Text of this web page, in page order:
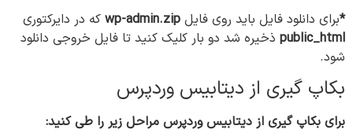
*برای دانلود فایل باید روی فایل wp-admin.zip که در دایرکتوری
public_html ذخیره شد دو بار کلیک کنید تا فایل خروجی دانلود
شود.
بکاپ گیری از دیتابیس وردپرس
برای بکاپ گیری از دیتابیس وردپرس مراحل زیر را طی کنید: